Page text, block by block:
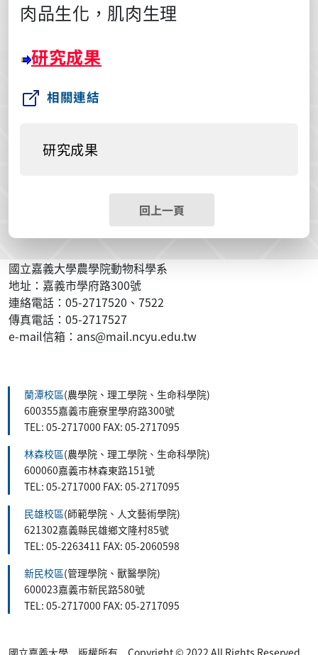
肉品生化，肌肉生理
研究成果
相關連結
研究成果
回上一頁
國立嘉義大學農學院動物科學系
地址：嘉義市學府路300號
連絡電話：05-2717520、7522
傳真電話：05-2717527
e-mail信箱：ans@mail.ncyu.edu.tw
蘭潭校區(農學院、理工學院、生命科學院)
600355嘉義市鹿寮里學府路300號
TEL: 05-2717000 FAX: 05-2717095
林森校區(農學院、理工學院、生命科學院)
600060嘉義市林森東路151號
TEL: 05-2717000 FAX: 05-2717095
民雄校區(師範學院、人文藝術學院)
621302嘉義縣民雄鄉文隆村85號
TEL: 05-2263411 FAX: 05-2060598
新民校區(管理學院、獸醫學院)
600023嘉義市新民路580號
TEL: 05-2717000 FAX: 05-2717095
國立嘉義大學 版權所有 Copyright © 2022 All Rights Reserved.